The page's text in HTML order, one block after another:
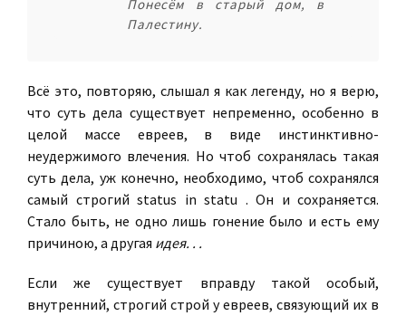
Понесём в старый дом, в
Палестину.
Всё это, повторяю, слышал я как легенду, но я верю,
что суть дела существует непременно, особенно в
целой массе евреев, в виде инстинктивно-
неудержимого влечения. Но чтоб сохранялась такая
суть дела, уж конечно, необходимо, чтоб сохранялся
самый строгий status in statu . Он и сохраняется.
Стало быть, не одно лишь гонение было и есть ему
причиною, а другая идея. . .
Если же существует вправду такой особый,
внутренний, строгий строй у евреев, связующий их в